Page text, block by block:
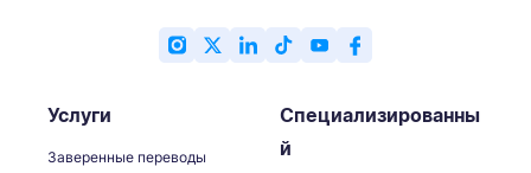
Услуги
Заверенные переводы
Специализированны
й